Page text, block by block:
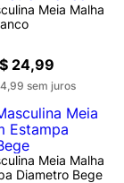
Meia Malha
24,99
sem juros
Meia Malha
Diametro Bege